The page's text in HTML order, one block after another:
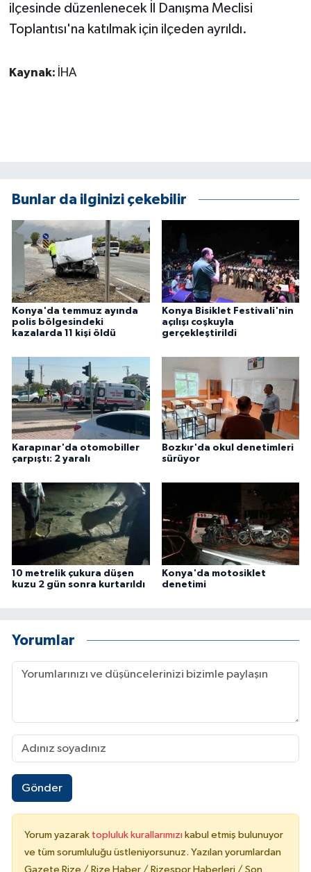
ilçesinde düzenlenecek İl Danışma Meclisi
Toplantısı'na katılmak için ilçeden ayrıldı.
Kaynak: İHA
Bunlar da ilginizi çekebilir
Konya'da temmuz ayında
polis bölgesindeki
kazalarda 11 kişi öldü
Konya Bisiklet Festivali'nin
açılışı coşkuyla
gerçekleştirildi
Karapınar'da otomobiller
çarpıştı: 2 yaralı
Bozkır'da okul denetimleri
sürüyor
10 metrelik çukura düşen
kuzu 2 gün sonra kurtarıldı
Konya'da motosiklet
denetimi
Yorumlar
Gönder
Yorum yazarak topluluk kurallarımızı kabul etmiş bulunuyor
ve tüm sorumluluğu üstleniyorsunuz. Yazılan yorumlardan
Gazete Rize / Rize Haber / Rizespor Haberleri / Son
Otomobil
TEKNOLOJİ
Turizm
ÜLKE GÜNDEMİ
YAŞAM
YEREL
Yerel Haberler